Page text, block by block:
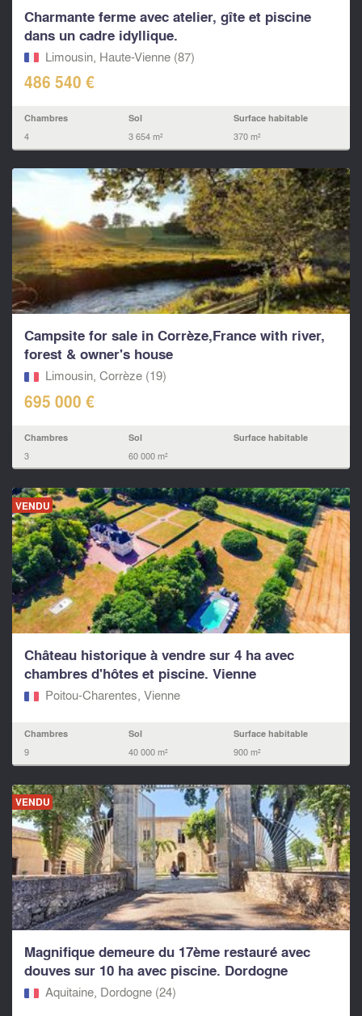
Charmante ferme avec atelier, gîte et piscine
dans un cadre idyllique.
Limousin, Haute-Vienne (87)
486 540 €
Chambres
4
Sol
3 654 m²
Surface habitable
370 m²
Campsite for sale in Corrèze,France with river,
forest & owner's house
Limousin, Corrèze (19)
695 000 €
Chambres
3
Sol
60 000 m²
Surface habitable
VENDU
Château historique à vendre sur 4 ha avec
chambres d'hôtes et piscine. Vienne
Poitou-Charentes, Vienne
Chambres
9
Sol
40 000 m²
Surface habitable
900 m²
VENDU
Magnifique demeure du 17ème restauré avec
douves sur 10 ha avec piscine. Dordogne
Aquitaine, Dordogne (24)